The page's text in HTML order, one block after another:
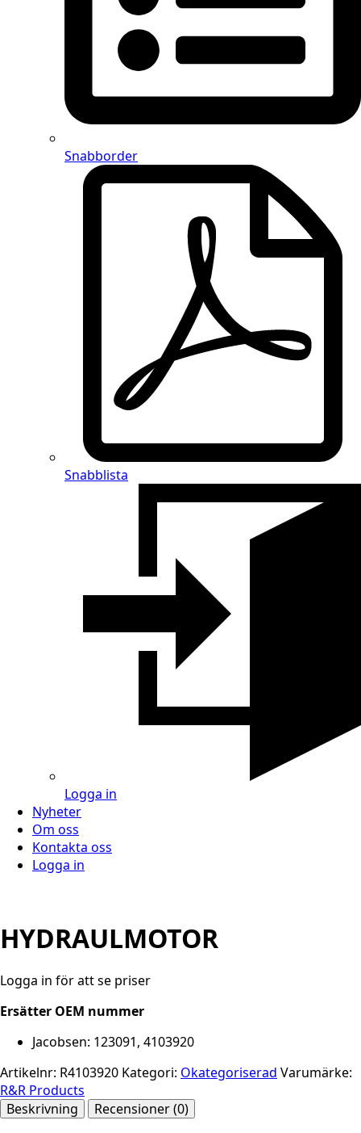
Snabborder
Snabblista
Logga in
Nyheter
Om oss
Kontakta oss
Logga in
HYDRAULMOTOR
Logga in för att se priser
Ersätter OEM nummer
Jacobsen: 123091, 4103920
Artikelnr: R4103920 Kategori: Okategoriserad Varumärke:
R&R Products
Beskrivning
Recensioner (0)